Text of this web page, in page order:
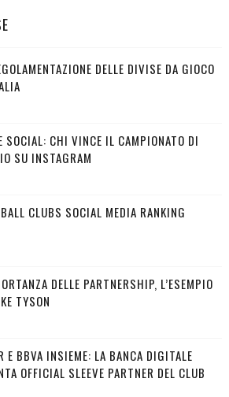
DELLE DIVISE DA GIOCO
SOCIAL: CHI VINCE IL CAMPIONATO DI
SU INSTAGRAM
CLUBS SOCIAL MEDIA RANKING
DELLE PARTNERSHIP, L’ESEMPIO
TYSON
E BBVA INSIEME: LA BANCA DIGITALE
OFFICIAL SLEEVE PARTNER DEL CLUB